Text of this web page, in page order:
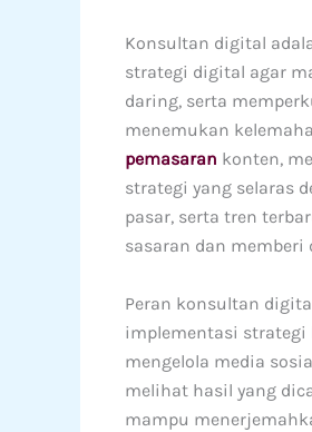
Konsultan digital
strategi digital agar
daring, serta
menemukan
pemasaran konten,
strategi yang selaras
pasar, serta tren
sasaran dan
Peran konsultan
implementasi strategi
mengelola media
melihat hasil yang
mampu